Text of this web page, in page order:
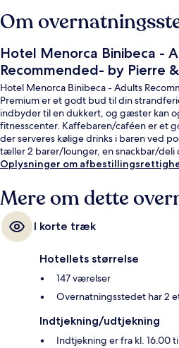
Om
Hotel Menorca Binibeca -
Recommended- by Pierre
Hotel Menorca Binibeca - Adults
Premium er et godt bud til din
indbyder til en dukkert, og gæster kan
fitnesscenter. Kaffebaren/caféen er et
der serveres kølige drinks i baren ved
tæller 2 barer/lounger, en snackbar/deli
Oplysninger om
Mere om dette
I korte træk
Hotellets størrelse
147 værelser
Overnatningsstedet har 2
Indtjekning/udtjekning
Indtjekning er fra kl. 16.00